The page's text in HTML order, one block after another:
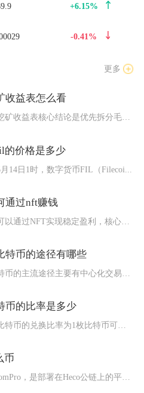
+6.15%
-0.41%
更多
收益表怎么看
看懂比特币挖矿收益表核心结论是优先拆分毛收益、固定运营成本、...
的价格是多少
14日1时，数字货币FIL（Filecoi...
通过nft赚钱
普通人完全可以通过NFT实现稳定盈利，核心路径包括白名单套利...
特币的途径有哪些
币的比率是多少
当前美元与比特币的兑换比率为1枚比特币可兑换60290美元，...
币
COPR全称ComPro，是部署在Heco公链上的平台功能型...